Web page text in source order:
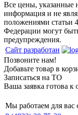
Все цены, указанные
информация и не
положениями статьи
Федерации могут
предупреждения.
Сайт разработан
Позвоните нам!
Добавьте товар в
Записаться на ТО
Ваша заявка готова
Мы работаем для вас